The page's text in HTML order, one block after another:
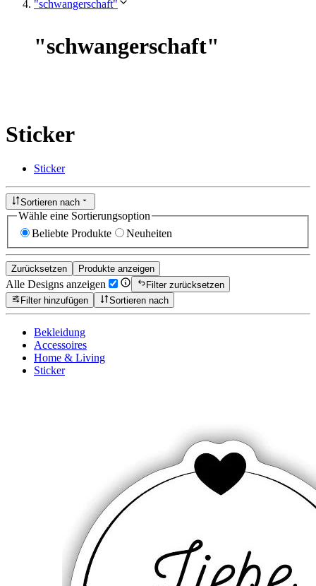
"schwangerschaft"
"schwangerschaft"
Sticker
Sticker
Sortieren nach
Wähle eine Sortierungsoption
Beliebte Produkte
Neuheiten
Zurücksetzen Produkte anzeigen
Alle Designs anzeigen
Filter zurücksetzen
Filter hinzufügen
Sortieren nach
Bekleidung
Accessoires
Home & Living
Sticker